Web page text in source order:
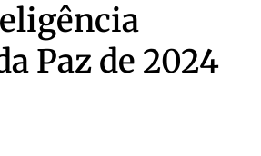
Paz de 2024